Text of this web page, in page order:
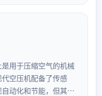
用于压缩空气的机械
空压机配备了传感
动化和节能，但其核